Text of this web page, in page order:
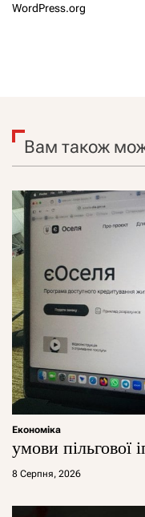
WordPress.org
Вам також
Економіка
умови пільгової
8 Серпня, 2026